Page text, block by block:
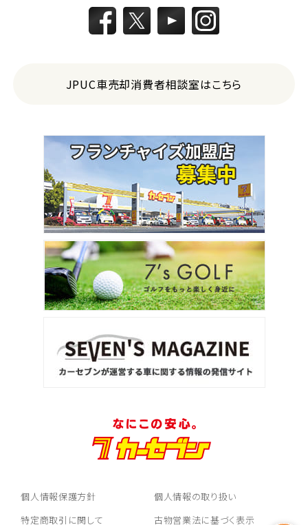
JPUC車売却消費者相談室はこちら
個人情報保護方針
個人情報の取り扱い
特定商取引に関して
古物営業法に基づく表示